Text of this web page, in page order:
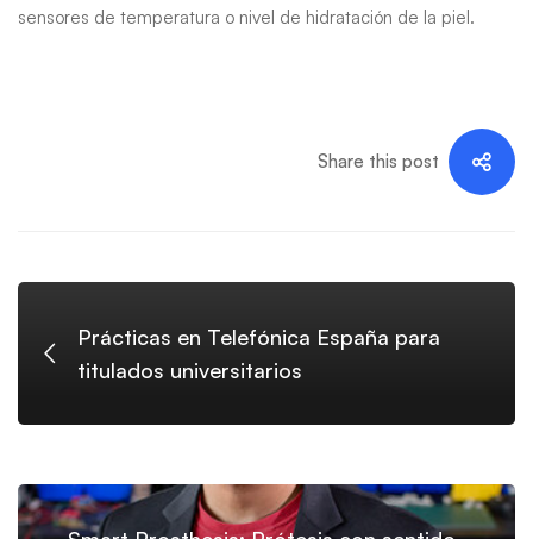
sensores de temperatura o nivel de hidratación de la piel.
Share this post
Prácticas en Telefónica España para
titulados universitarios